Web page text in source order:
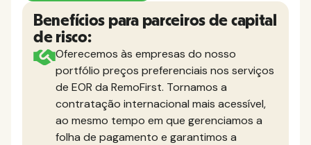
Benefícios para parceiros de capital
de risco:
Oferecemos às empresas do nosso
portfólio preços preferenciais nos serviços
de EOR da RemoFirst. Tornamos a
contratação internacional mais acessível,
ao mesmo tempo em que gerenciamos a
folha de pagamento e garantimos a